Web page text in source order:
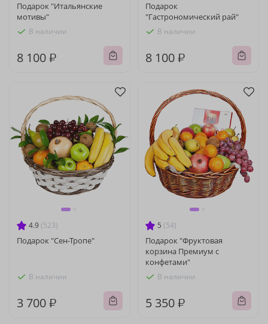
Подарок "Итальянские
мотивы"
В наличии
8 100 ₽
Подарок
"Гастрономический рай"
В наличии
8 100 ₽
4.9 (523)
Подарок "Сен-Тропе"
В наличии
3 700 ₽
5 (54)
Подарок "Фруктовая
корзина Премиум с
конфетами"
В наличии
5 350 ₽